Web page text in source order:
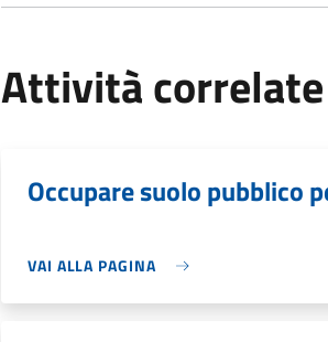
Attività correlate
Occupare suolo pubblico
VAI ALLA PAGINA